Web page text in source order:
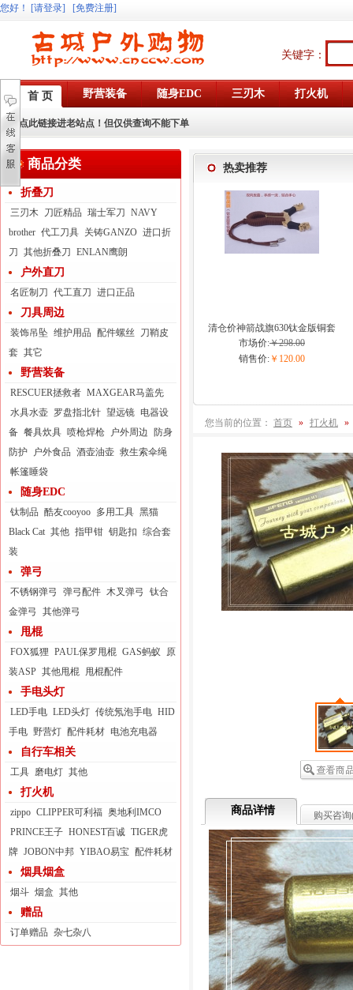
您好 ！ [请登录] [免费注册]
关键字：
首 页 野营装备 随身EDC 三刃木 打火机
点此链接进老站点！但仅供查询不能下单
商品分类
折叠刀
三刃木 刀匠精品 瑞士军刀 NAVY
brother 代工刀具 关铸GANZO 进口折
刀 其他折叠刀 ENLAN鹰朗
户外直刀
名匠制刀 代工直刀 进口正品
刀具周边
装饰吊坠 维护用品 配件螺丝
刀鞘皮
套 其它
野营装备
RESCUER拯救者 MAXGEAR马盖先
水具水壶 罗盘指北针 望远镜 电器设
备 餐具炊具 喷枪焊枪 户外周边
防身
防护
户外食品 酒壶油壶 救生索伞绳
帐篷睡袋
随身EDC
钛制品 酷友cooyoo 多用工具 黑猫
Black Cat 其他 指甲钳 钥匙扣 综合套
装
弹弓
不锈钢弹弓 弹弓配件 木叉弹弓
钛合
金弹弓
其他弹弓
甩棍
FOX狐狸 PAUL保罗甩棍 GAS蚂蚁
原
装ASP 其他甩棍 甩棍配件
手电头灯
LED手电 LED头灯 传统氖泡手电 HID
手电 野营灯 配件耗材 电池充电器
自行车相关
工具 磨电灯 其他
打火机
zippo CLIPPER可利福 奥地利IMCO
PRINCE王子 HONEST百诚 TIGER虎
牌 JOBON中邦 YIBAO易宝 配件耗材
烟具烟盒
烟斗 烟盒 其他
赠品
订单赠品 杂七杂八
热卖推荐
清仓价神箭战旗630钛金版铜套
弓眼反曲球卡六股弹弓
市场价:￥298.00
销售价: ￥120.00
您当前的位置： 首页 » 打火机 »
商品详情 购买咨询